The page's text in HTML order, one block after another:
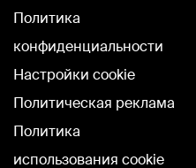
Политика
конфиденциальности
Настройки cookie
Политическая реклама
Политика
использования cookie